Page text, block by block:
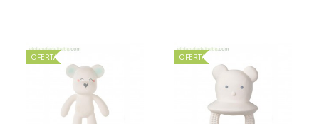
OFERTA OFERTA